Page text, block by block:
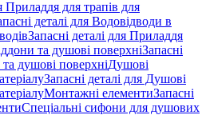
Приладдя для трапів для
деталі для Водовідводи в
Запасні деталі для Приладдя
та душові поверхніЗапасні
душові поверхніДушові
Запасні деталі для Душові
Монтажні елементиЗапасні
Спеціальні сифони для душових